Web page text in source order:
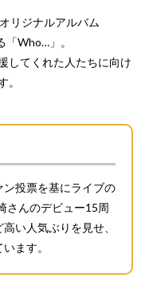
リジナルアルバム
「Who…」。
してくれた人たちに向け
。
投票を基にライブの
さんのデビュー15周
い人気ぶりを見せ、
ます。